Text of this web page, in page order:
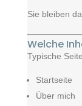
Sie bleiben
Welche
Typische
Startseite
Über mich